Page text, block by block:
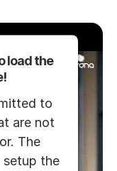
load the
to
are not
The
the